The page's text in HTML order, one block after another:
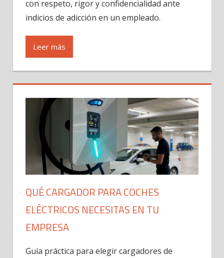
con respeto, rigor y confidencialidad ante
indicios de adicción en un empleado.
Leer más
QUÉ CARGADOR PARA COCHES
ELÉCTRICOS NECESITAS EN TU
EMPRESA
Guía práctica para elegir cargadores de